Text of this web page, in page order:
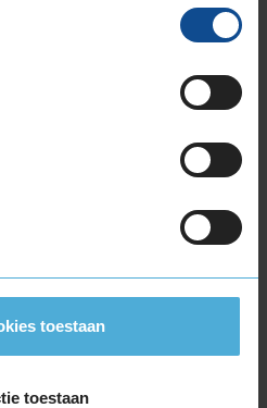
toestaan
toestaan
nat wegdek is deze band
A-label, wat betekent dat
rolgeluid van 68 dB
dat deze band
band, klik danhier